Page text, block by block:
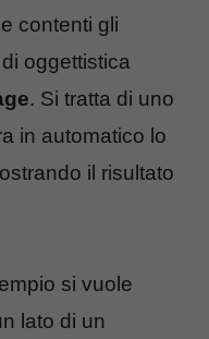
contenti gli
oggettistica
. Si tratta di uno
in automatico lo
il risultato
si vuole
lato di un